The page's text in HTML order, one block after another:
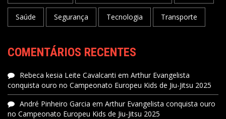
Saúde Segurança Tecnologia Transporte
COMENTÁRIOS RECENTES
Rebeca kesia Leite Cavalcanti em Arthur Evangelista
conquista ouro no Campeonato Europeu Kids de Jiu-Jitsu 2025
André Pinheiro Garcia em Arthur Evangelista conquista ouro
no Campeonato Europeu Kids de Jiu-Jitsu 2025